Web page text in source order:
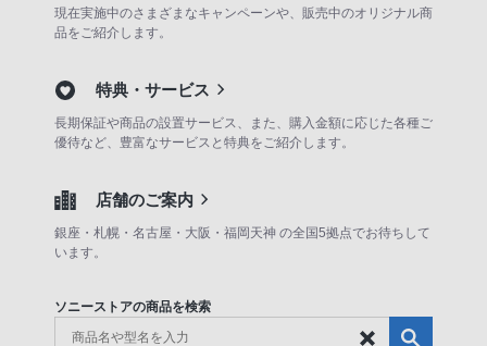
現在実施中のさまざまなキャンペーンや、販売中のオリジナル商
品をご紹介します。
特典・サービス
長期保証や商品の設置サービス、また、購入金額に応じた各種ご
優待など、豊富なサービスと特典をご紹介します。
店舗のご案内
銀座・札幌・名古屋・大阪・福岡天神 の全国5拠点でお待ちして
います。
ソニーストアの商品を検索